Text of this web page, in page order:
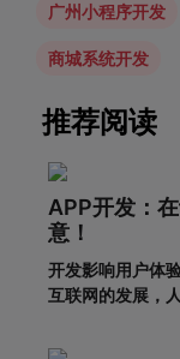
广州小程序开发
商城系统开发
推荐阅读
APP开发：
意！
开发影响用户体
互联网的发展，
望从中获得更多